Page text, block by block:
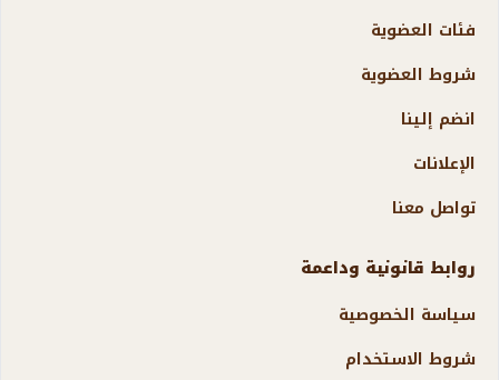
فئات العضوية
شروط العضوية
انضم إلينا
الإعلانات
تواصل معنا
روابط قانونية وداعمة
سياسة الخصوصية
شروط الاستخدام